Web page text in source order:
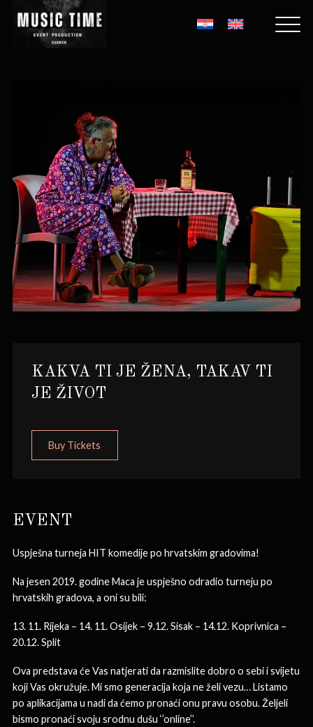
KAKVA TI JE ŽENA, TAKAV TI
JE ŽIVOT
Buy Tickets
EVENT
Uspješna turneja HIT komedije po hrvatskim gradovima!
Na jesen 2019. godine Maca je uspješno odradio turneju po
hrvatskih gradova, a oni su bili:
13. 11. Rijeka – 14. 11. Osijek – 9.12. Sisak – 14.12. Koprivnica –
20.12. Split
Ova predstava će Vas natjerati da razmislite dobro o sebi i svijetu
koji Vas okružuje. Mi smo generacija koja ne želi vezu… Listamo
po aplikacijama u nadi da ćemo pronaći onu pravu osobu. Željeli
bismo pronaći svoju srodnu dušu ‘’online’’.